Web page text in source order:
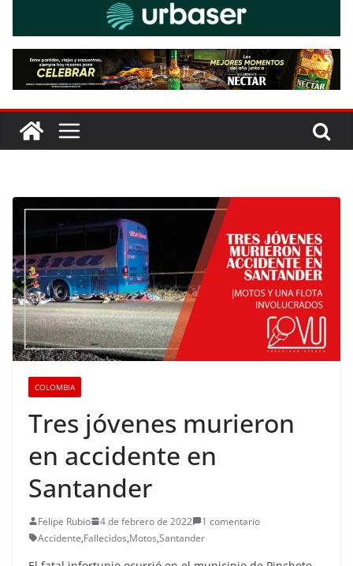
COLOMBIA
Tres jóvenes murieron
en accidente en
Santander
Felipe Rubio 4 de febrero de 2022
1 comentario
Accidente,Fallecidos,Motos,Santander